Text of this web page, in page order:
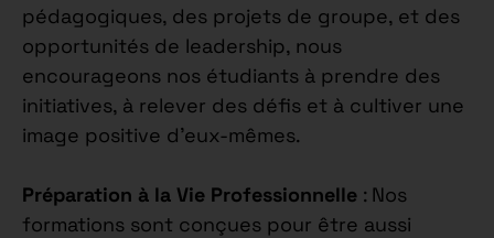
pédagogiques, des projets de groupe, et des
opportunités de leadership, nous
encourageons nos étudiants à prendre des
initiatives, à relever des défis et à cultiver une
image positive d’eux-mêmes.
Préparation à la Vie Professionnelle : Nos
formations sont conçues pour être aussi